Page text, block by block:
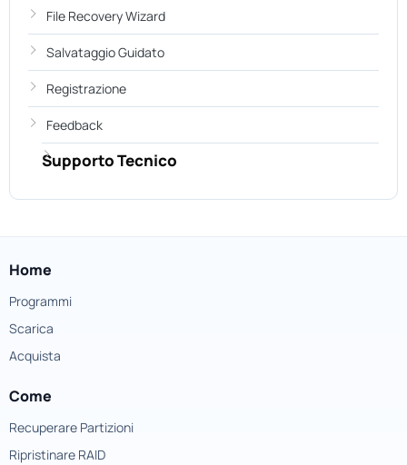
File Recovery Wizard
Salvataggio Guidato
Registrazione
Feedback
Supporto Tecnico
Home
Programmi
Scarica
Acquista
Come
Recuperare Partizioni
Ripristinare RAID